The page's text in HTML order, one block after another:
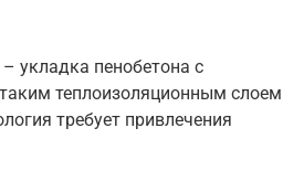
укладка пенобетона с
теплоизоляционным слоем
требует привлечения